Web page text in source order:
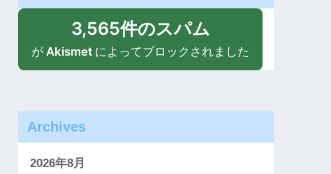
3,565件のスパム
が Akismet によってブロックされました
Archives
2026年8月